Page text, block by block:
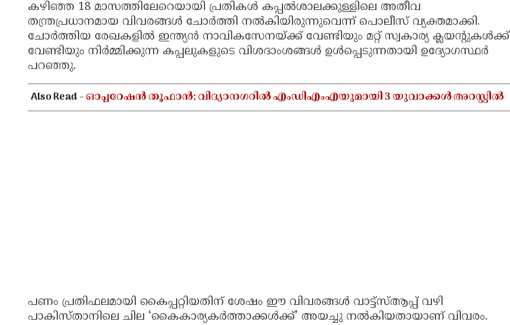
കഴിഞ്ഞ 18 മാസത്തിലേറെയായി പ്രതികൾ കപ്പൽശാലക്കുള്ളിലെ അതീവ
തന്ത്രപ്രധാനമായ വിവരങ്ങൾ ചോർത്തി നൽകിയിരുന്നുവെന്ന് പൊലീസ് വ്യക്തമാക്കി.
ചോർത്തിയ രേഖകളിൽ ഇന്ത്യൻ നാവികസേനയ്ക്ക് വേണ്ടിയും മറ്റ് സ്വകാര്യ ക്ലയന്റുകൾക്ക്
വേണ്ടിയും നിർമ്മിക്കുന്ന കപ്പലുകളുടെ വിശദാംശങ്ങൾ ഉൾപ്പെടുന്നതായി ഉദ്യോഗസ്ഥർ
പറഞ്ഞു.
Also Read -ഓപ്പറേഷൻ തൂഫാൻ; വിദ്യാനഗറിൽ എംഡിഎംഎയുമായി 3 യുവാക്കൾ അറസ്റ്റിൽ
പണം പ്രതിഫലമായി കൈപ്പറ്റിയതിന് ശേഷം ഈ വിവരങ്ങൾ വാട്ട്‌സ്ആപ്പ് വഴി
പാകിസ്താനിലെ ചില ‘കൈകാര്യകർത്താക്കൾക്ക്’ അയച്ചു നൽകിയതായാണ് വിവരം.